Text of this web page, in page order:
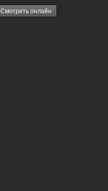
Смотреть онлайн